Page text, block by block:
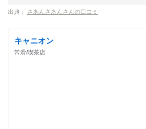
出典： さあんさあんさんの口コミ
キャニオン
常滑/喫茶店